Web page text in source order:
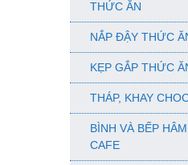
THỨC ĂN
NẮP ĐẬY THỨC
KẸP GẮP THỨC
THÁP, KHAY
BÌNH VÀ BẾP
CAFE